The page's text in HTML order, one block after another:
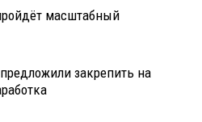
масштабный
закрепить на